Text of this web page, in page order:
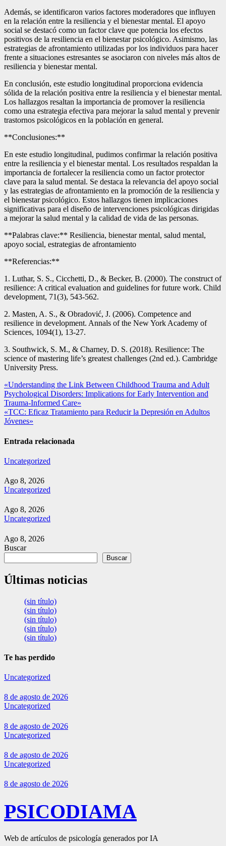
Además, se identificaron varios factores moderadores que influyen
en la relación entre la resiliencia y el bienestar mental. El apoyo
social se destacó como un factor clave que potencia los efectos
positivos de la resiliencia en el bienestar psicológico. Asimismo, las
estrategias de afrontamiento utilizadas por los individuos para hacer
frente a situaciones estresantes se asociaron con niveles más altos de
resiliencia y bienestar mental.
En conclusión, este estudio longitudinal proporciona evidencia
sólida de la relación positiva entre la resiliencia y el bienestar mental.
Los hallazgos resaltan la importancia de promover la resiliencia
como una estrategia efectiva para mejorar la salud mental y prevenir
trastornos psicológicos en la población en general.
**Conclusiones:**
En este estudio longitudinal, pudimos confirmar la relación positiva
entre la resiliencia y el bienestar mental. Los resultados respaldan la
importancia de fortalecer la resiliencia como un factor protector
clave para la salud mental. Se destaca la relevancia del apoyo social
y las estrategias de afrontamiento en la promoción de la resiliencia y
el bienestar psicológico. Estos hallazgos tienen implicaciones
significativas para el diseño de intervenciones psicológicas dirigidas
a mejorar la salud mental y la calidad de vida de las personas.
**Palabras clave:** Resiliencia, bienestar mental, salud mental,
apoyo social, estrategias de afrontamiento
**Referencias:**
1. Luthar, S. S., Cicchetti, D., & Becker, B. (2000). The construct of
resilience: A critical evaluation and guidelines for future work. Child
development, 71(3), 543-562.
2. Masten, A. S., & Obradović, J. (2006). Competence and
resilience in development. Annals of the New York Academy of
Sciences, 1094(1), 13-27.
3. Southwick, S. M., & Charney, D. S. (2018). Resilience: The
science of mastering life’s greatest challenges (2nd ed.). Cambridge
University Press.
Navegación
de
entradas
«Understanding the Link Between Childhood Trauma and Adult
Psychological Disorders: Implications for Early Intervention and
Trauma-Informed Care»
«TCC: Eficaz Tratamiento para Reducir la Depresión en Adultos
Jóvenes»
Entrada relacionada
Uncategorized
Ago 8, 2026
Uncategorized
Ago 8, 2026
Uncategorized
Ago 8, 2026
Buscar
Buscar
Últimas noticias
(sin título)
(sin título)
(sin título)
(sin título)
(sin título)
Te has perdido
Uncategorized
8 de agosto de 2026
Uncategorized
8 de agosto de 2026
Uncategorized
8 de agosto de 2026
Uncategorized
8 de agosto de 2026
PSICODIAMA
Web de artículos de psicología generados por IA